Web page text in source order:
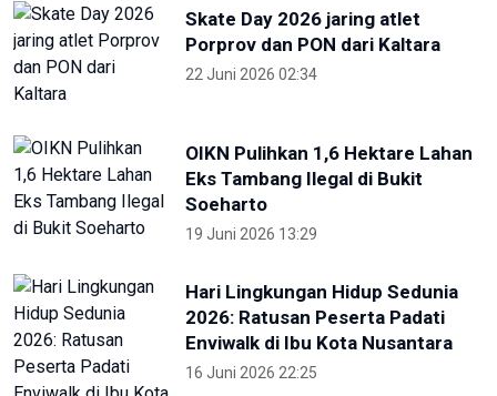
Skate Day 2026 jaring atlet
Porprov dan PON dari Kaltara
22 Juni 2026 02:34
OIKN Pulihkan 1,6 Hektare Lahan
Eks Tambang Ilegal di Bukit
Soeharto
19 Juni 2026 13:29
Hari Lingkungan Hidup Sedunia
2026: Ratusan Peserta Padati
Enviwalk di Ibu Kota Nusantara
16 Juni 2026 22:25